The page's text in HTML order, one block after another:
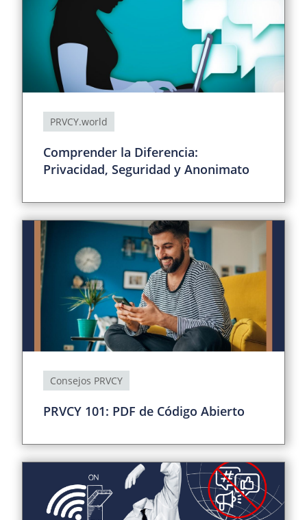
PRVCY.world
Comprender la Diferencia:
Privacidad, Seguridad y Anonimato
Consejos PRVCY
PRVCY 101: PDF de Código Abierto